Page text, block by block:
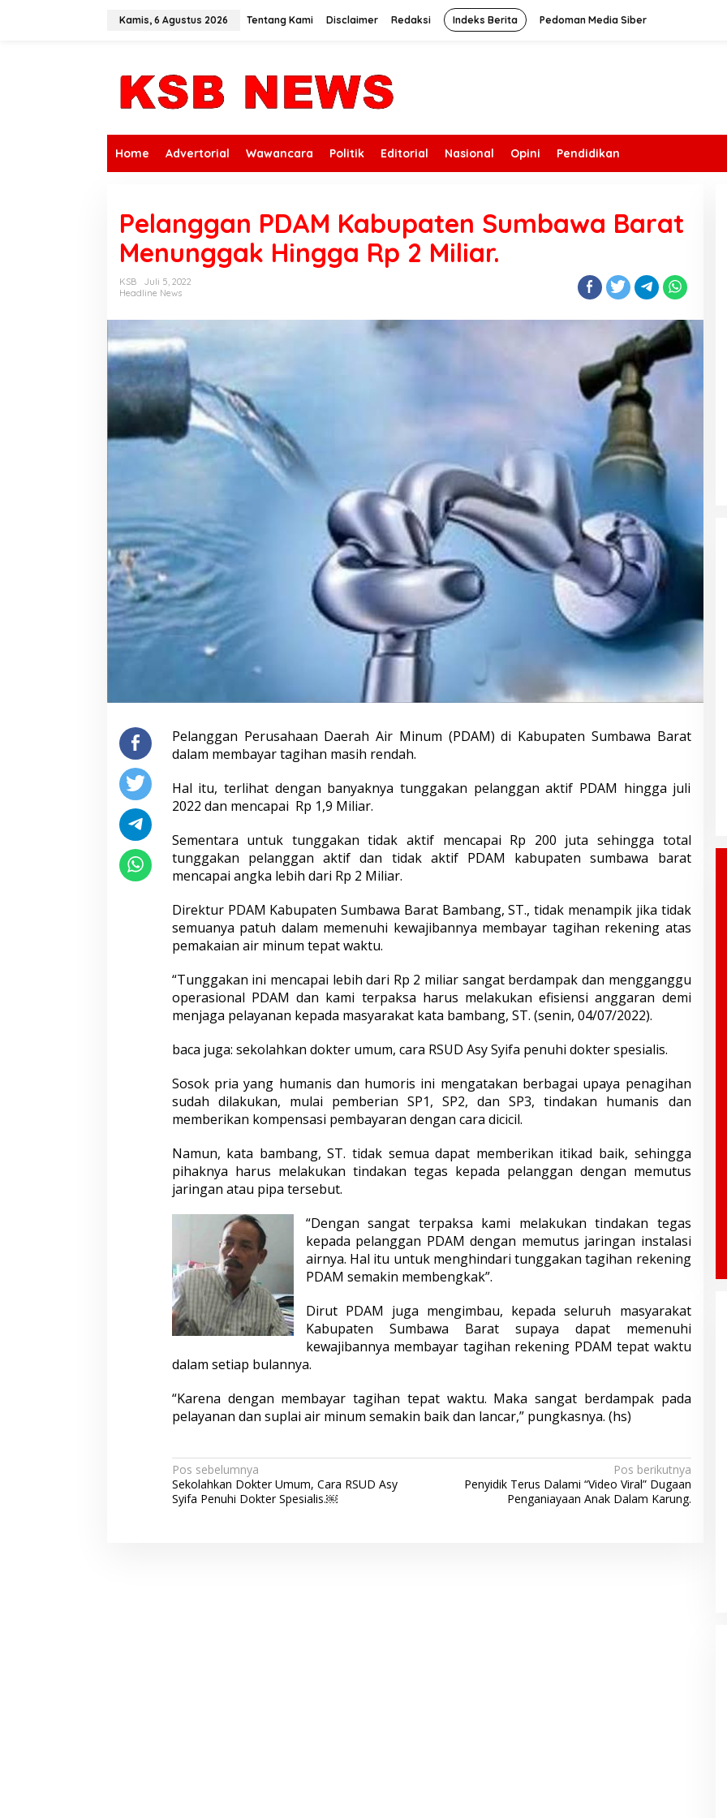
Kamis, 6 Agustus 2026 Tentang Kami Disclaimer Redaksi Indeks Berita Pedoman Media Siber
Home Advertorial Wawancara Politik Editorial Nasional Opini Pendidikan
Pelanggan PDAM Kabupaten Sumbawa Barat
Menunggak Hingga Rp 2 Miliar.
KSB
Juli 5, 2022
Headline News
Pelanggan Perusahaan Daerah Air Minum (PDAM) di Kabupaten Sumbawa Barat
dalam membayar tagihan masih rendah.
Hal itu, terlihat dengan banyaknya tunggakan pelanggan aktif PDAM hingga juli
2022 dan mencapai Rp 1,9 Miliar.
Sementara untuk tunggakan tidak aktif mencapai Rp 200 juta sehingga total
tunggakan pelanggan aktif dan tidak aktif PDAM kabupaten sumbawa barat
mencapai angka lebih dari Rp 2 Miliar.
Direktur PDAM Kabupaten Sumbawa Barat Bambang, ST., tidak menampik jika tidak
semuanya patuh dalam memenuhi kewajibannya membayar tagihan rekening atas
pemakaian air minum tepat waktu.
“Tunggakan ini mencapai lebih dari Rp 2 miliar sangat berdampak dan mengganggu
operasional PDAM dan kami terpaksa harus melakukan efisiensi anggaran demi
menjaga pelayanan kepada masyarakat kata bambang, ST. (senin, 04/07/2022).
baca juga: sekolahkan dokter umum, cara RSUD Asy Syifa penuhi dokter spesialis.
Sosok pria yang humanis dan humoris ini mengatakan berbagai upaya penagihan
sudah dilakukan, mulai pemberian SP1, SP2, dan SP3, tindakan humanis dan
memberikan kompensasi pembayaran dengan cara dicicil.
Namun, kata bambang, ST. tidak semua dapat memberikan itikad baik, sehingga
pihaknya harus melakukan tindakan tegas kepada pelanggan dengan memutus
jaringan atau pipa tersebut.
“Dengan sangat terpaksa kami melakukan tindakan tegas
kepada pelanggan PDAM dengan memutus jaringan instalasi
airnya. Hal itu untuk menghindari tunggakan tagihan rekening
PDAM semakin membengkak”.
Dirut PDAM juga mengimbau, kepada seluruh masyarakat
Kabupaten Sumbawa Barat supaya dapat memenuhi
kewajibannya membayar tagihan rekening PDAM tepat waktu
dalam setiap bulannya.
“Karena dengan membayar tagihan tepat waktu. Maka sangat berdampak pada
pelayanan dan suplai air minum semakin baik dan lancar,” pungkasnya. (hs)
N
a
Pos sebelumnya
Sekolahkan Dokter Umum, Cara RSUD Asy
Syifa Penuhi Dokter Spesialis.￼
Pos berikutnya
Penyidik Terus Dalami “Video Viral” Dugaan
Penganiayaan Anak Dalam Karung.